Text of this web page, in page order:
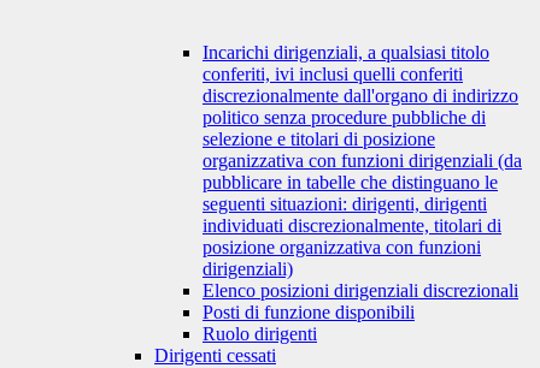
Incarichi dirigenziali, a qualsiasi titolo
conferiti, ivi inclusi quelli conferiti
discrezionalmente dall'organo di indirizzo
politico senza procedure pubbliche di
selezione e titolari di posizione
organizzativa con funzioni dirigenziali (da
pubblicare in tabelle che distinguano le
seguenti situazioni: dirigenti, dirigenti
individuati discrezionalmente, titolari di
posizione organizzativa con funzioni
dirigenziali)
Elenco posizioni dirigenziali discrezionali
Posti di funzione disponibili
Ruolo dirigenti
Dirigenti cessati